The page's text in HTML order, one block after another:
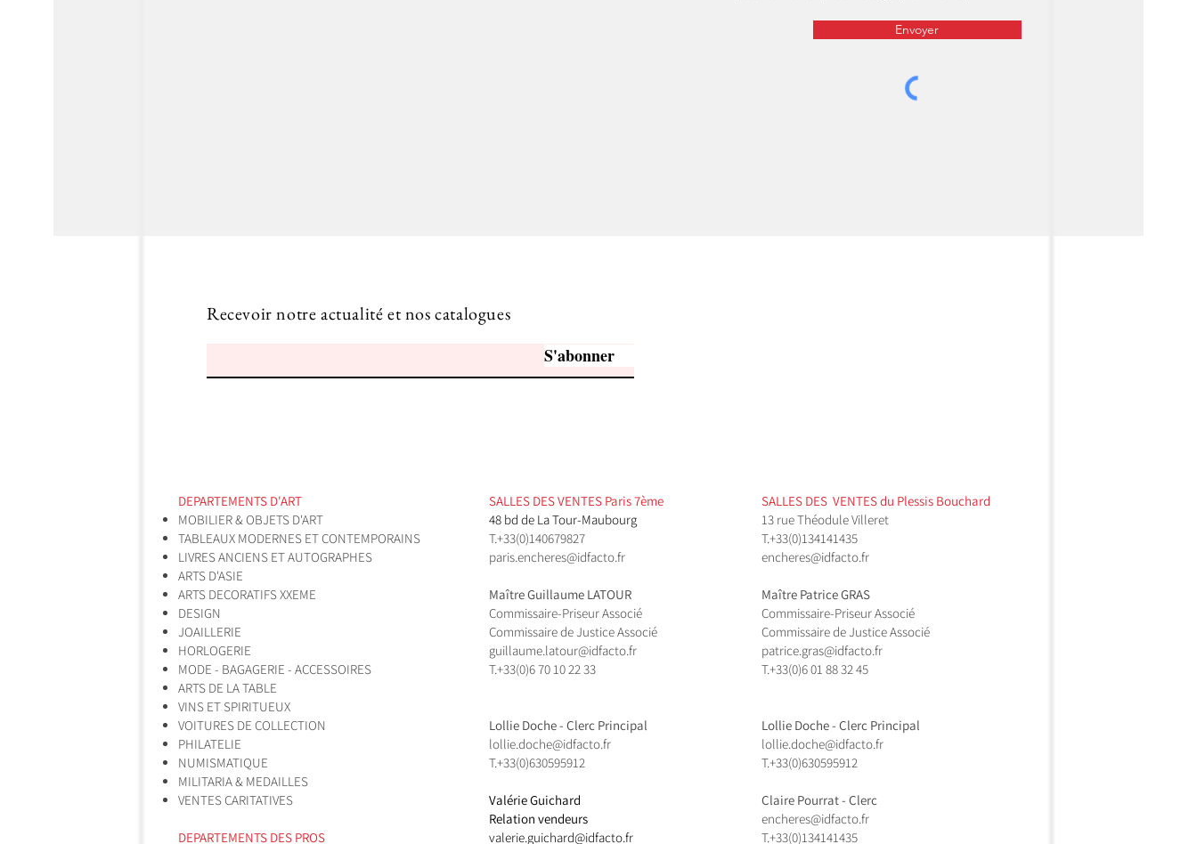
Envoyer
Recevoir notre actualité et nos catalogues
S'abonner
DEPARTEMENTS D'ART
MOBILIER & OBJETS D'ART
TABLEAUX MODERNES ET CONTEMPORAINS
LIVRES ANCIENS ET AUTOGRAPHES
ARTS D'ASIE
ARTS DECORATIFS XXEME
DESIGN
JOAILLERIE
HORLOGERIE
MODE - BAGAGERIE - ACCESSOIRES
ARTS DE LA TABLE
VINS ET SPIRITUEUX
VOITURES DE COLLECTION
PHILATELIE
NUMISMATIQUE
MILITARIA & MEDAILLES
VENTES CARITATIVES
DEPARTEMENTS DES PROS
SALLES DES VENTES ​Paris 7ème
48 bd de La Tour-Maubourg
T.+33(0)140679827
paris.encheres@idfacto.fr
Maître Guillaume LATOUR
Commissaire-Priseur Associé
Commissaire de Justice Associé
guillaume.latour@idfacto.fr
T.+33(0)6 70 10 22 33
Lollie Doche - Clerc Principal
lollie.doche@idfacto.fr
T.+33(0)630595912
Valérie Guichard
Relation vendeurs
valerie.guichard@idfacto.fr
SALLES DES VENTES ​du Plessis Bouchard
13 rue Théodule Villeret
T.+33(0)134141435​
encheres@idfacto.fr
Maître Patrice GRAS
Commissaire-Priseur Associé
Commissaire de Justice Associé
patrice.gras@idfacto.fr
T.+33(0)6 01 88 32 45
Lollie Doche - Clerc Principal
lollie.doche@idfacto.fr
T.+33(0)630595912
Claire Pourrat - Clerc
encheres@idfacto.fr
T.+33(0)134141435​